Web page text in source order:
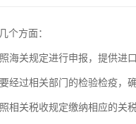
个方面：
海关规定进行申报，提供进
经过相关部门的检验检疫，
相关税收规定缴纳相应的关